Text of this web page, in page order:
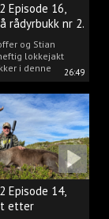
26:49
Episode 16,
rådyrbukk nr 2.
og Stian
lokkejakt
i denne
Episode 14,
etter